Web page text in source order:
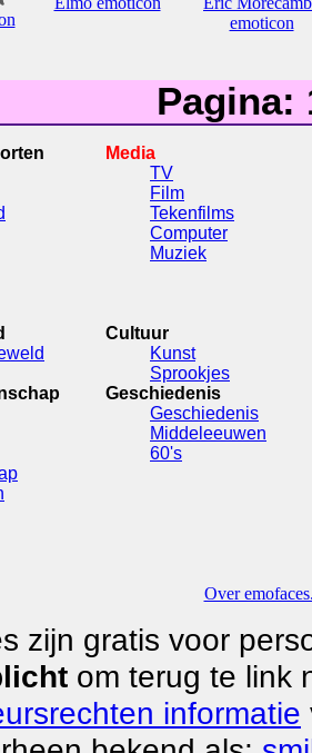
emoticon
Pagina:
Media
TV
Film
Tekenfilms
Computer
Muziek
Cultuur
Kunst
Sprookjes
Geschiedenis
Geschiedenis
Middeleeuwen
60's
Over
zijn gratis voor
om terug te link
informatie